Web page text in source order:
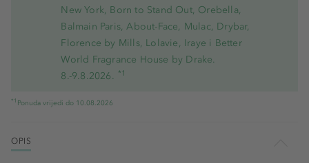
New York, Born to Stand Out, Orebella,
Balmain Paris, About-Face, Mulac, Drybar,
Florence by Mills, Lolavie, Iraye i Better
World Fragrance House by Drake.
8.-9.8.2026. *1
*1 Ponuda vrijedi do 10.08.2026
OPIS